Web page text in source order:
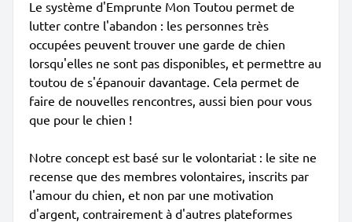
Le système d'Emprunte Mon Toutou permet de
lutter contre l'abandon : les personnes très
occupées peuvent trouver une garde de chien
lorsqu'elles ne sont pas disponibles, et permettre au
toutou de s'épanouir davantage. Cela permet de
faire de nouvelles rencontres, aussi bien pour vous
que pour le chien !
Notre concept est basé sur le volontariat : le site ne
recense que des membres volontaires, inscrits par
l'amour du chien, et non par une motivation
d'argent, contrairement à d'autres plateformes